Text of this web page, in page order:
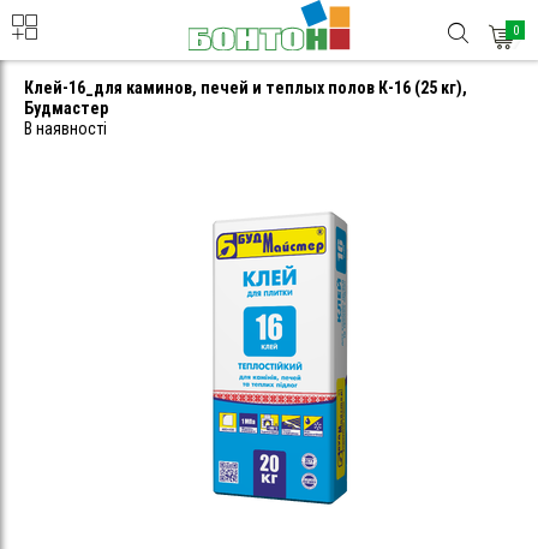
0
Клей-16_для каминов, печей и теплых полов К-16 (25 кг),
Будмастер
В наявності